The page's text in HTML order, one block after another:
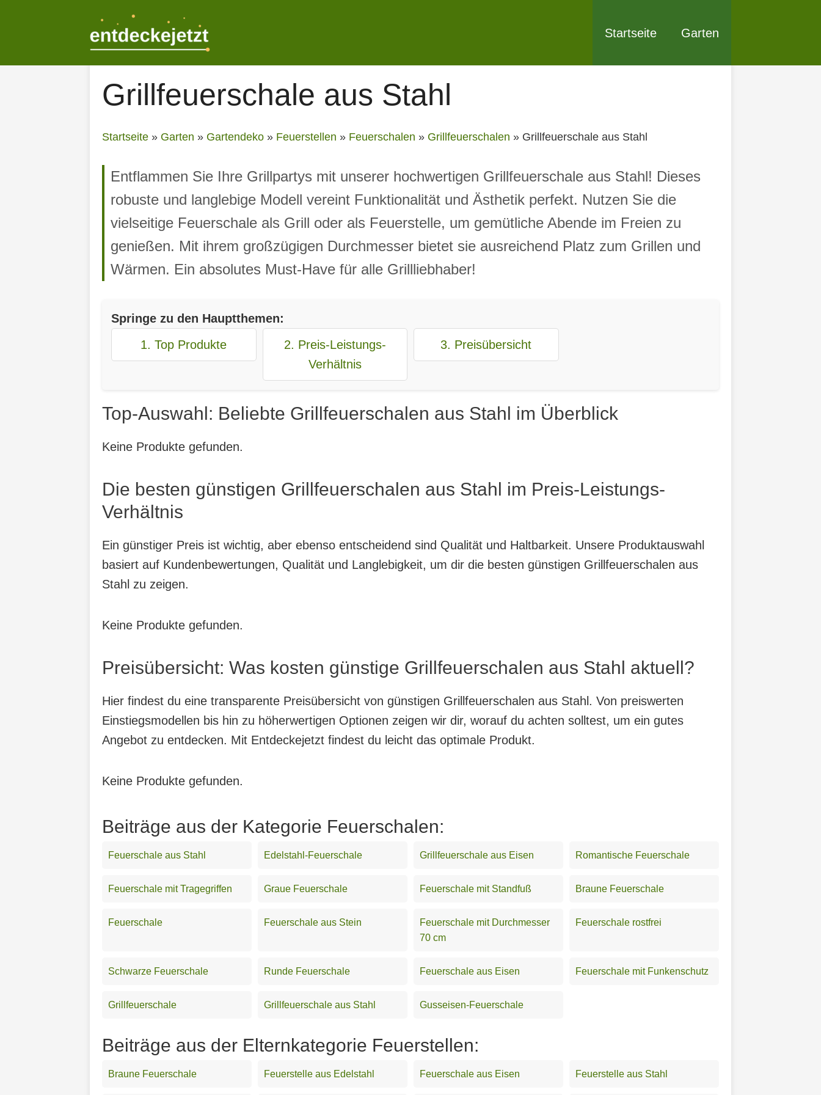
Startseite Garten
Grillfeuerschale aus Stahl
Startseite » Garten » Gartendeko » Feuerstellen » Feuerschalen » Grillfeuerschalen » Grillfeuerschale aus Stahl
Entflammen Sie Ihre Grillpartys mit unserer hochwertigen Grillfeuerschale aus Stahl! Dieses
robuste und langlebige Modell vereint Funktionalität und Ästhetik perfekt. Nutzen Sie die
vielseitige Feuerschale als Grill oder als Feuerstelle, um gemütliche Abende im Freien zu
genießen. Mit ihrem großzügigen Durchmesser bietet sie ausreichend Platz zum Grillen und
Wärmen. Ein absolutes Must-Have für alle Grillliebhaber!
Springe zu den Hauptthemen:
1. Top Produkte
2. Preis-Leistungs-
Verhältnis
3. Preisübersicht
Top-Auswahl: Beliebte Grillfeuerschalen aus Stahl im Überblick
Keine Produkte gefunden.
Die besten günstigen Grillfeuerschalen aus Stahl im Preis-Leistungs-
Verhältnis
Ein günstiger Preis ist wichtig, aber ebenso entscheidend sind Qualität und Haltbarkeit. Unsere Produktauswahl
basiert auf Kundenbewertungen, Qualität und Langlebigkeit, um dir die besten günstigen Grillfeuerschalen aus
Stahl zu zeigen.
Keine Produkte gefunden.
Preisübersicht: Was kosten günstige Grillfeuerschalen aus Stahl aktuell?
Hier findest du eine transparente Preisübersicht von günstigen Grillfeuerschalen aus Stahl. Von preiswerten
Einstiegsmodellen bis hin zu höherwertigen Optionen zeigen wir dir, worauf du achten solltest, um ein gutes
Angebot zu entdecken. Mit Entdeckejetzt findest du leicht das optimale Produkt.
Keine Produkte gefunden.
Beiträge aus der Kategorie Feuerschalen:
Feuerschale aus Stahl Edelstahl-Feuerschale Grillfeuerschale aus Eisen Romantische Feuerschale
Feuerschale mit Tragegriffen Graue Feuerschale Feuerschale mit Standfuß Braune Feuerschale
Feuerschale Feuerschale aus Stein
Feuerschale mit Durchmesser
70 cm
Feuerschale rostfrei
Schwarze Feuerschale Runde Feuerschale Feuerschale aus Eisen Feuerschale mit Funkenschutz
Grillfeuerschale Grillfeuerschale aus Stahl Gusseisen-Feuerschale
Beiträge aus der Elternkategorie Feuerstellen:
Braune Feuerschale Feuerstelle aus Edelstahl Feuerschale aus Eisen Feuerstelle aus Stahl